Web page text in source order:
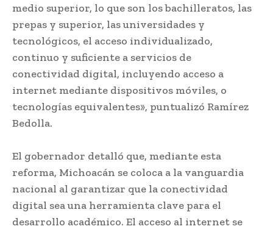
medio superior, lo que son los bachilleratos, las
prepas y superior, las universidades y
tecnológicos, el acceso individualizado,
continuo y suficiente a servicios de
conectividad digital, incluyendo acceso a
internet mediante dispositivos móviles, o
tecnologías equivalentes», puntualizó Ramírez
Bedolla.
El gobernador detalló que, mediante esta
reforma, Michoacán se coloca a la vanguardia
nacional al garantizar que la conectividad
digital sea una herramienta clave para el
desarrollo académico. El acceso al internet se